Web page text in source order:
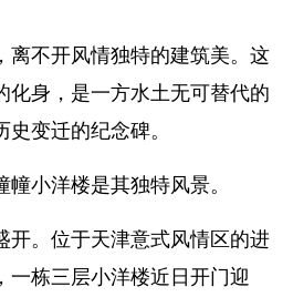
不开风情独特的建筑美。这
化身，是一方水土无可替代的
变迁的纪念碑。
小洋楼是其独特风景。
。位于天津意式风情区的进
一栋三层小洋楼近日开门迎